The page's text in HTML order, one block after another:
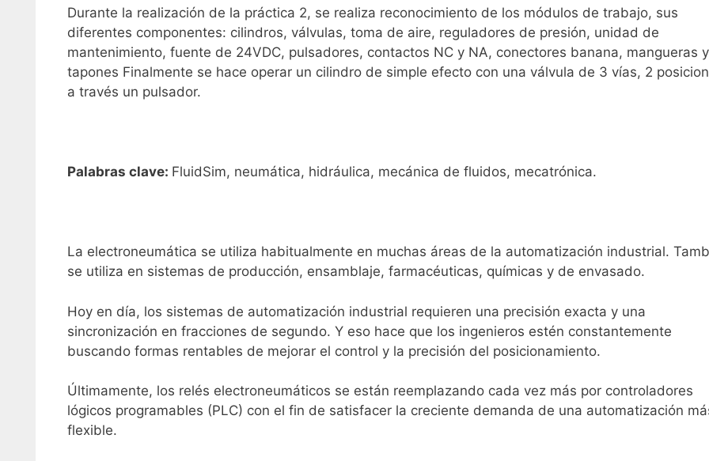
Durante la realización de la práctica 2, se realiza reconocimiento de los módulos de trabajo, sus
diferentes componentes: cilindros, válvulas, toma de aire, reguladores de presión, unidad de
mantenimiento, fuente de 24VDC, pulsadores, contactos NC y NA, conectores banana, mangueras y
tapones Finalmente se hace operar un cilindro de simple efecto con una válvula de 3 vías, 2
a través un pulsador.
Palabras clave: FluidSim, neumática, hidráulica, mecánica de fluidos, mecatrónica.
La electroneumática se utiliza habitualmente en muchas áreas de la automatización industrial.
se utiliza en sistemas de producción, ensamblaje, farmacéuticas, químicas y de envasado.
Hoy en día, los sistemas de automatización industrial requieren una precisión exacta y una
sincronización en fracciones de segundo. Y eso hace que los ingenieros estén constantemente
buscando formas rentables de mejorar el control y la precisión del posicionamiento.
Últimamente, los relés electroneumáticos se están reemplazando cada vez más por controladores
lógicos programables (PLC) con el fin de satisfacer la creciente demanda de una automatización
flexible.